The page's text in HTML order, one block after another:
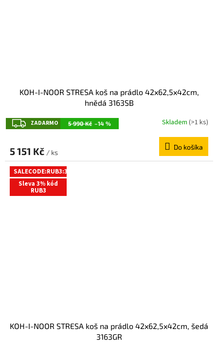
Z
D
A
R
M
ZADARMO 5 990 Kč –14 %
KOH-I-NOOR STRESA koš na prádlo 42x62,5x42cm,
hnědá 3163SB
Skladem (>1 ks)
5 151 Kč / ks
Do košíka
SALECODE:RUB3:3:%
Sleva 3% kód
RUB3
KOH-I-NOOR STRESA koš na prádlo 42x62,5x42cm, šedá
3163GR